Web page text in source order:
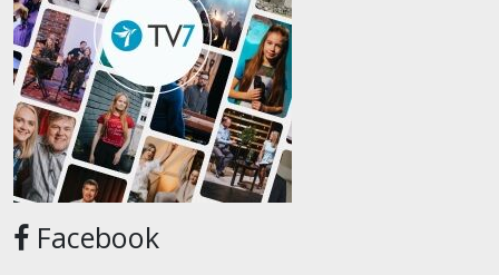
Facebook